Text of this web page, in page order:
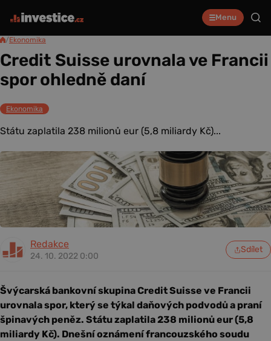
Menu
/Ekonomika
Credit Suisse urovnala ve Francii
spor ohledně daní
Ekonomika
Státu zaplatila 238 milionů eur (5,8 miliardy Kč)...
Redakce
24. 10. 2022 0:00
Sdílet
Švýcarská bankovní skupina Credit Suisse ve Francii
urovnala spor, který se týkal daňových podvodů a praní
špinavých peněz. Státu zaplatila 238 milionů eur (5,8
miliardy Kč). Dnešní oznámení francouzského soudu